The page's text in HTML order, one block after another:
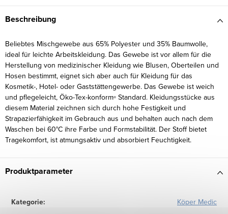
Beschreibung
Beliebtes Mischgewebe aus 65% Polyester und 35% Baumwolle,
ideal für leichte Arbeitskleidung. Das Gewebe ist vor allem für die
Herstellung von medizinischer Kleidung wie Blusen, Oberteilen und
Hosen bestimmt, eignet sich aber auch für Kleidung für das
Kosmetik-, Hotel- oder Gaststättengewerbe. Das Gewebe ist weich
und pflegeleicht, Öko-Tex-konform® Standard. Kleidungsstücke aus
diesem Material zeichnen sich durch hohe Festigkeit und
Strapazierfähigkeit im Gebrauch aus und behalten auch nach dem
Waschen bei 60°C ihre Farbe und Formstabilität. Der Stoff bietet
Tragekomfort, ist atmungsaktiv und absorbiert Feuchtigkeit.
Produktparameter
Kategorie: Köper Medic